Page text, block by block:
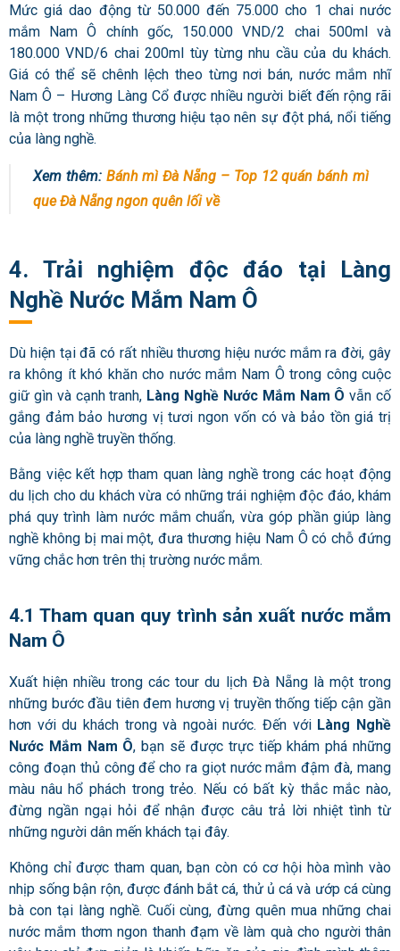
Mức giá dao động từ 50.000 đến 75.000 cho 1 chai nước
mắm Nam Ô chính gốc, 150.000 VND/2 chai 500ml và
180.000 VND/6 chai 200ml tùy từng nhu cầu của du khách.
Giá có thể sẽ chênh lệch theo từng nơi bán, nước mắm nhĩ
Nam Ô – Hương Làng Cổ được nhiều người biết đến rộng rãi
là một trong những thương hiệu tạo nên sự đột phá, nổi tiếng
của làng nghề.
Xem thêm: Bánh mì Đà Nẵng – Top 12 quán bánh mì
que Đà Nẵng ngon quên lối về
4. Trải nghiệm độc đáo tại Làng
Nghề Nước Mắm Nam Ô
Dù hiện tại đã có rất nhiều thương hiệu nước mắm ra đời, gây
ra không ít khó khăn cho nước mắm Nam Ô trong công cuộc
giữ gìn và cạnh tranh, Làng Nghề Nước Mắm Nam Ô vẫn cố
gắng đảm bảo hương vị tươi ngon vốn có và bảo tồn giá trị
của làng nghề truyền thống.
Bằng việc kết hợp tham quan làng nghề trong các hoạt động
du lịch cho du khách vừa có những trái nghiệm độc đáo, khám
phá quy trình làm nước mắm chuẩn, vừa góp phần giúp làng
nghề không bị mai một, đưa thương hiệu Nam Ô có chỗ đứng
vững chắc hơn trên thị trường nước mắm.
4.1 Tham quan quy trình sản xuất nước mắm
Nam Ô
Xuất hiện nhiều trong các tour du lịch Đà Nẵng là một trong
những bước đầu tiên đem hương vị truyền thống tiếp cận gần
hơn với du khách trong và ngoài nước. Đến với Làng Nghề
Nước Mắm Nam Ô, bạn sẽ được trực tiếp khám phá những
công đoạn thủ công để cho ra giọt nước mắm đậm đà, mang
màu nâu hổ phách trong trẻo. Nếu có bất kỳ thắc mắc nào,
đừng ngần ngại hỏi để nhận được câu trả lời nhiệt tình từ
những người dân mến khách tại đây.
Không chỉ được tham quan, bạn còn có cơ hội hòa mình vào
nhịp sống bận rộn, được đánh bắt cá, thử ủ cá và ướp cá cùng
bà con tại làng nghề. Cuối cùng, đừng quên mua những chai
nước mắm thơm ngon thanh đạm về làm quà cho người thân